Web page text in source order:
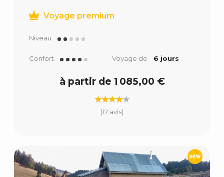
Voyage premium
Niveau
Confort Voyage de 6 jours
à partir de 1 085,00 €
(17 avis)